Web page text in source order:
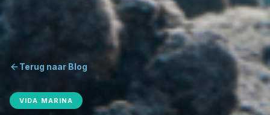
Terug naar Blog
VIDA MARINA